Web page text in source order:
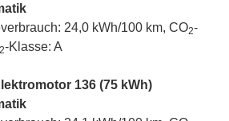
24,0 kWh/100 km, CO2-
2-Klasse: A
136 (75 kWh)